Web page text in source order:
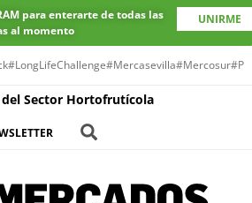
para enterarte de todas las
al momento
UNIRME
#LongLifeChallenge#Mercasevilla#Mercosur
del Sector Hortofrutícola